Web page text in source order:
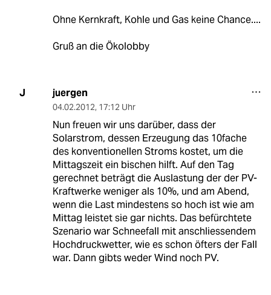
Ohne Kernkraft, Kohle und Gas keine Chance....
Gruß an die Ökolobby
J juergen
04.02.2012, 17:12 Uhr
Nun freuen wir uns darüber, dass der
Solarstrom, dessen Erzeugung das 10fache
des konventionellen Stroms kostet, um die
Mittagszeit ein bischen hilft. Auf den Tag
gerechnet beträgt die Auslastung der der PV-
Kraftwerke weniger als 10%, und am Abend,
wenn die Last mindestens so hoch ist wie am
Mittag leistet sie gar nichts. Das befürchtete
Szenario war Schneefall mit anschliessendem
Hochdruckwetter, wie es schon öfters der Fall
war. Dann gibts weder Wind noch PV.